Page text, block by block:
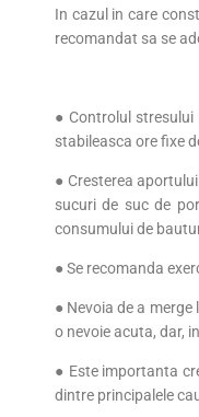
In cazul in care
recomandat sa se
● Controlul
stabileasca ore fixe
● Cresterea
sucuri de suc de
consumului de
● Se recomanda
● Nevoia de a
o nevoie acuta, dar,
● Este importanta
dintre principalele